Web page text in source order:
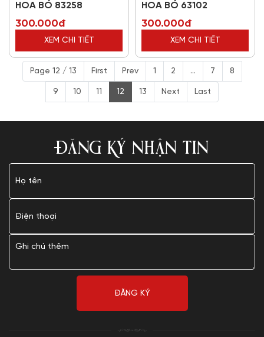
HOA BÓ 83258
300.000đ
XEM CHI TIẾT
HOA BÓ 63102
300.000đ
XEM CHI TIẾT
Page 12 / 13 First Prev 1 2 ... 7 8
9 10 11 12 13 Next Last
ĐĂNG KÝ NHẬN TIN